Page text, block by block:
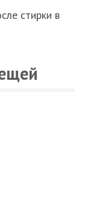
стирки в